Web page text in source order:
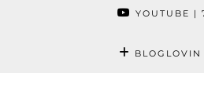
YOUTUBE |
BLOGLOVIN